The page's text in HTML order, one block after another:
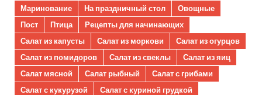
Маринование
На праздничный стол
Овощные
Пост
Птица
Рецепты для начинающих
Салат из капусты
Салат из моркови
Салат из огурцов
Салат из помидоров
Салат из свеклы
Салат из яиц
Салат мясной
Салат рыбный
Салат с грибами
Салат с кукурузой
Салат с куриной грудкой